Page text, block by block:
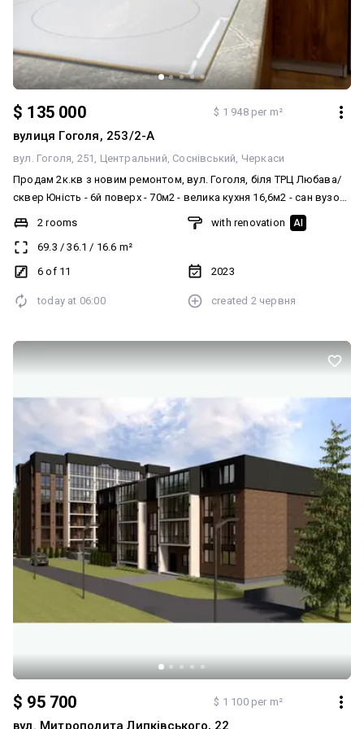
$ 135 000 $ 1 948 per m²
вулиця Гоголя, 253/2-А
вул. Гоголя, 251 Центральний Соснівський Черкаси
Продам 2к.кв з новим ремонтом, вул. Гоголя, біля ТРЦ Любава/
сквер Юність - 6й поверх - 70м2 - велика кухня 16,6м2 - сан вузол
роздільний - вітальня - спальна кімната - два вида опалення
(централізоване з індивідуальним лічильником та електричне.
Квартира розділена на три зони, в кожній з яких можна
індивідуально встановлювати температуру) - ОСББ - підземний
комфортного проживання - вбудована кухня - холодильник -
кондиціонер - бойлер - роутер - пилосос - електричний чайник -
Заходь та живи! Ключі в АН! Комісія 2%
2 rooms
69.3 /36.1 / 16.6 m²
6 of 11
with renovation AI
2023
today at 06:00 created 2 червня
$ 95 700 $ 1 100 per m²
вул. Митрополита Липківського, 22